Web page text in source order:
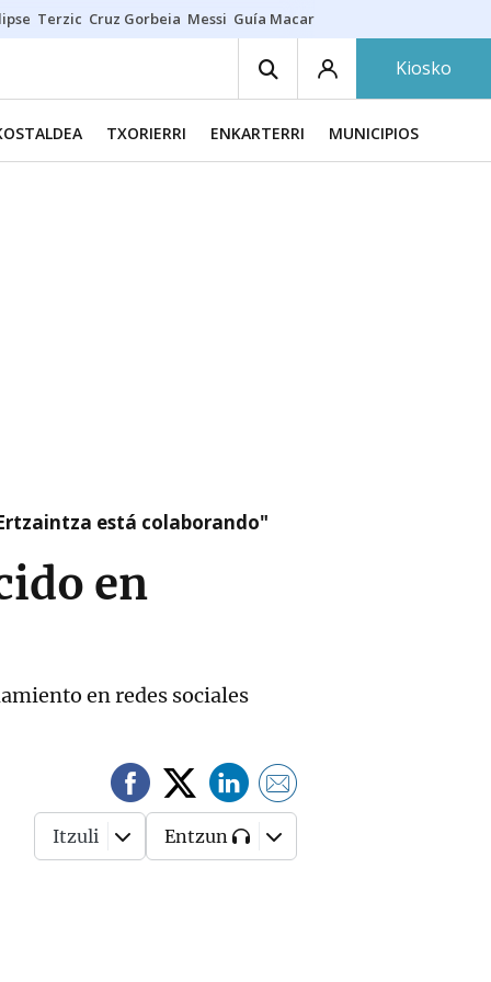
Terzic Cruz Gorbeia Messi Guía Macarfi
Kiosko
TXORIERRI ENKARTERRI MUNICIPIOS
está colaborando"
en
en redes sociales
Itzuli Entzun